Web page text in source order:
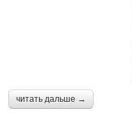
читать дальше →